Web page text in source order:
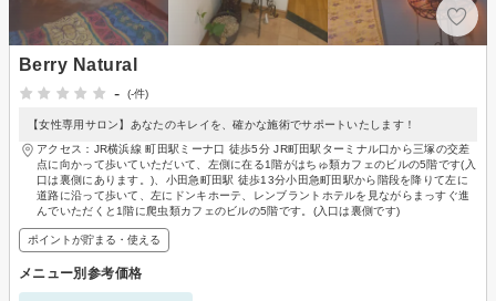
Berry Natural
-
(-件)
【女性専用サロン】あなたのキレイを、確かな施術でサポートいたします！
アクセス：JR横浜線 町田駅ミーナ口 徒歩5分 JR町田駅ターミナル口から三塚の交差
点に向かって歩いていただいて、左側に在る1階がはちゅ類カフェのビルの5階です(入
口は裏側にあります。)、小田急町田駅 徒歩13分小田急町田駅から階段を降りて左に
道路に沿って歩いて、左にドンキホーテ、レンブラントホテルを見ながらまっすぐ進
んでいただくと1階に爬虫類カフェのビルの5階です。(入口は裏側です)
ポイントが貯まる・使える
メニュー別参考価格